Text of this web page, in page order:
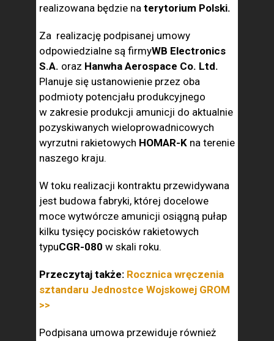
realizowana będzie na terytorium Polski.
Za realizację podpisanej umowy
odpowiedzialne są firmyWB Electronics
S.A. oraz Hanwha Aerospace Co. Ltd.
Planuje się ustanowienie przez oba
podmioty potencjału produkcyjnego
w zakresie produkcji amunicji do aktualnie
pozyskiwanych wieloprowadnicowych
wyrzutni rakietowych HOMAR-K na terenie
naszego kraju.
W toku realizacji kontraktu przewidywana
jest budowa fabryki, której docelowe
moce wytwórcze amunicji osiągną pułap
kilku tysięcy pocisków rakietowych
typuCGR-080 w skali roku.
Przeczytaj także: Rocznica wręczenia
sztandaru Jednostce Wojskowej GROM
>>
Podpisana umowa przewiduje również